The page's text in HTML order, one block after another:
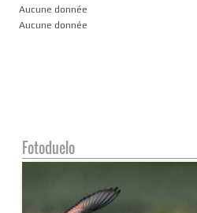
Aucune donnée
Aucune donnée
Fotoduelo